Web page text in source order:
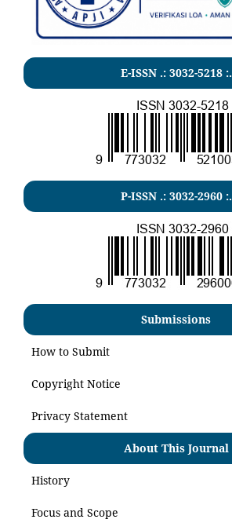
E-ISSN .: 3032-5218:.
P-ISSN .: 3032-2960:.
Submissions
How to Submit
Copyright Notice
Privacy Statement
About This Journal
History
Focus and Scope